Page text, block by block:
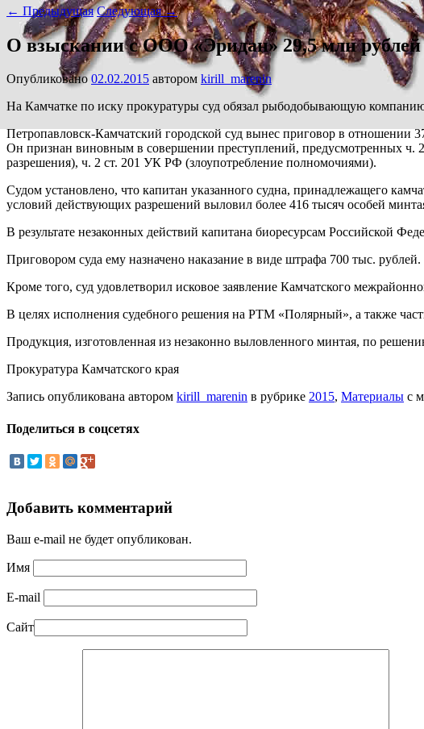
← Предыдущая Следующая→
О взыскании с ООО «Эридан» 29,5 млн рублей
Опубликовано 02.02.2015 автором kirill_marenin
На Камчатке по иску прокуратуры суд обязал рыбодобывающую
Петропавловск-Камчатский городской суд вынес приговор в
Он признан виновным в совершении преступлений, предусмотренных ч.
разрешения), ч. 2 ст. 201 УК РФ (злоупотребление полномочиями).
Судом установлено, что капитан указанного судна, принадлежащего
условий действующих разрешений выловил более 416 тысяч особей
В результате незаконных действий капитана биоресурсам Российской
Приговором суда ему назначено наказание в виде штрафа 700 тыс.
Кроме того, суд удовлетворил исковое заявление Камчатского
В целях исполнения судебного решения на РТМ «Полярный», а также
Продукция, изготовленная из незаконно выловленного минтая, по
Прокуратура Камчатского края
Запись опубликована автором kirill_marenin в рубрике 2015, Материалы с
Поделиться в соцсетях
Добавить комментарий
Ваш e-mail не будет опубликован.
Имя
E-mail
Сайт